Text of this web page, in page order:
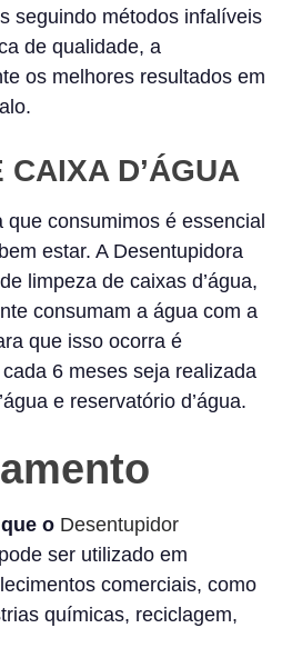
seguindo métodos infalíveis
de qualidade, a
os melhores resultados em
CAIXA D’ÁGUA
consumimos é essencial
estar. A Desentupidora
limpeza de caixas d’água,
consumam a água com a
que isso ocorra é
6 meses seja realizada
e reservatório d’água.
o Desentupidor
ser utilizado em
comerciais, como
químicas, reciclagem,